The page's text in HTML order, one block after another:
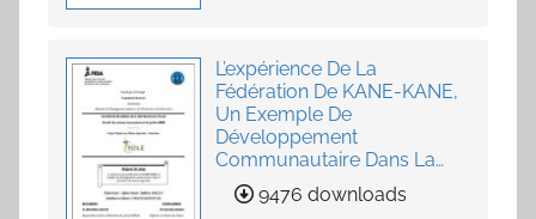
L’expérience De La
Fédération De KANE-KANE,
Un Exemple De
Développement
Communautaire Dans La
Fourniture De Services
Agricoles
9476 downloads